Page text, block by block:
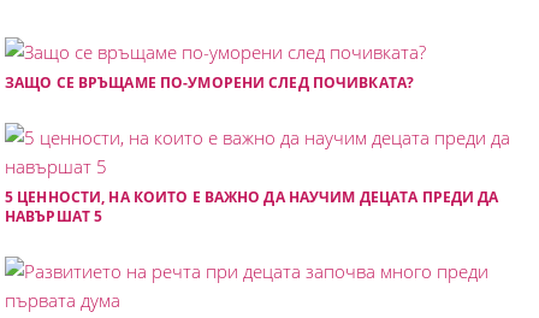
ЗАЩО СЕ ВРЪЩАМЕ ПО-УМОРЕНИ СЛЕД ПОЧИВКАТА?
5 ЦЕННОСТИ, НА КОИТО Е ВАЖНО ДА НАУЧИМ ДЕЦАТА ПРЕДИ ДА
НАВЪРШАТ 5